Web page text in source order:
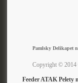
Pamlsky Delikapet
Copyright © 2014
Feeder ATAK Pelety